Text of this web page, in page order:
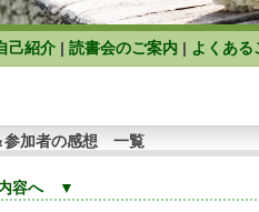
己紹介 | 読書会のご案内 | よくある
参加者の感想 一覧
内容へ ▼